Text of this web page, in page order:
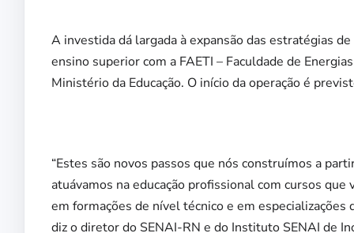
A investida dá largada à expansão das estratégias
ensino superior com a FAETI – Faculdade de
Ministério da Educação. O início da operação é
“Estes são novos passos que nós construímos a
atuávamos na educação profissional com cursos
em formações de nível técnico e em especializações
diz o diretor do SENAI-RN e do Instituto SENAI de